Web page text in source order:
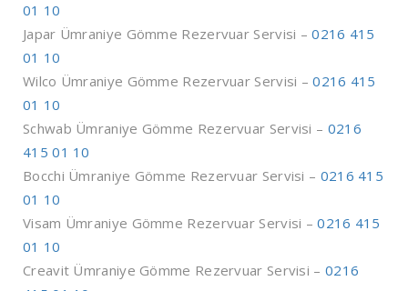
01 10
Japar Ümraniye Gömme Rezervuar Servisi –0216 415
01 10
Wilco Ümraniye Gömme Rezervuar Servisi –0216 415
01 10
Schwab Ümraniye Gömme Rezervuar Servisi – 0216
415 01 10
Bocchi Ümraniye Gömme Rezervuar Servisi – 0216 415
01 10
Visam Ümraniye Gömme Rezervuar Servisi –0216 415
01 10
Creavit Ümraniye Gömme Rezervuar Servisi – 0216